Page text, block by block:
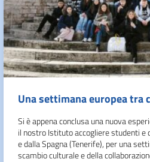
Una settimana europea tra
Si è appena conclusa una nuova
il nostro Istituto accogliere studenti e
e dalla Spagna (Tenerife), per una
scambio culturale e della